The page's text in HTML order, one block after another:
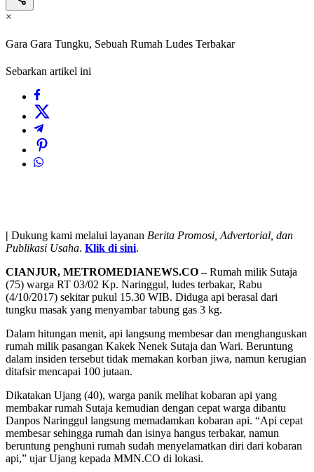
×
Gara Gara Tungku, Sebuah Rumah Ludes Terbakar
Sebarkan artikel ini
| Dukung kami melalui layanan Berita Promosi, Advertorial, dan
Publikasi Usaha. Klik di sini.
CIANJUR, METROMEDIANEWS.CO –Rumah milik Sutaja
(75) warga RT 03/02 Kp. Naringgul, ludes terbakar, Rabu
(4/10/2017) sekitar pukul 15.30 WIB. Diduga api berasal dari
tungku masak yang menyambar tabung gas 3 kg.
Dalam hitungan menit, api langsung membesar dan menghanguskan
rumah milik pasangan Kakek Nenek Sutaja dan Wari. Beruntung
dalam insiden tersebut tidak memakan korban jiwa, namun kerugian
ditafsir mencapai 100 jutaan.
Dikatakan Ujang (40), warga panik melihat kobaran api yang
membakar rumah Sutaja kemudian dengan cepat warga dibantu
Danpos Naringgul langsung memadamkan kobaran api. “Api cepat
membesar sehingga rumah dan isinya hangus terbakar, namun
beruntung penghuni rumah sudah menyelamatkan diri dari kobaran
api,” ujar Ujang kepada MMN.CO di lokasi.